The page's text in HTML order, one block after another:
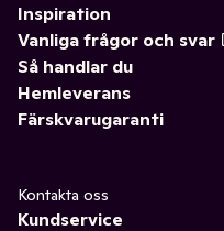
Inspiration
Vanliga frågor och svar
Så handlar du
Hemleverans
Färskvarugaranti
Kontakta oss
Kundservice